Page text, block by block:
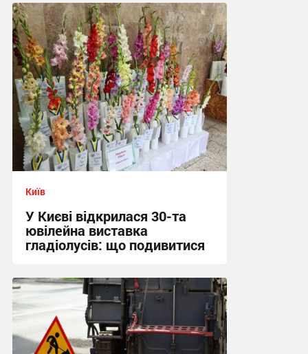
01:37 сьогодні
Київ
У Києві відкрилася 30-та
ювілейна виставка
гладіолусів: що подивитися
16:04 вчора